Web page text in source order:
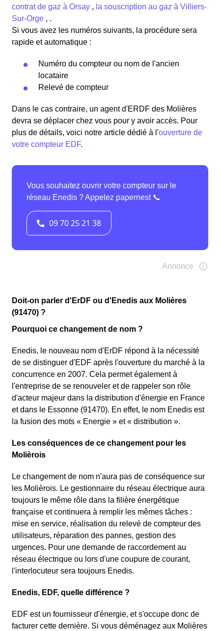
contrat de gaz à Orsay , la souscription au gaz à Villiers-
Sur-Orge , .
Si vous avez les numéros suivants, la procédure sera
rapide et automatique :
Numéro du compteur ou nom de l'ancien
locataire
Relevé de compteur
Dans le cas contraire, un agent d'ERDF des Molières
devra se déplacer chez vous pour y avoir accès. Pour
plus de détails, voici notre article dédié à l'ouverture de
votre compteur EDF.
Doit-on parler d'ErDF ou d'Enedis aux Molières
(91470) ?
Pourquoi ce changement de nom ?
Enedis, le nouveau nom d'ErDF répond à la nécessité
de se distinguer d'EDF après l'ouverture du marché à la
concurrence en 2007. Cela permet également à
l'entreprise de se renouveler et de rappeler son rôle
d'acteur majeur dans la distribution d'énergie en France
et dans le Essonne (91470). En effet, le nom Enedis est
la fusion des mots « Energie » et « distribution ».
Les conséquences de ce changement pour les
Molièrois
Le changement de nom n'aura pas de conséquence sur
les Molièrois. Le gestionnaire du réseau électrique aura
toujours le même rôle dans la filière énergétique
française et continuera à remplir les mêmes tâches :
mise en service, réalisation du relevé de compteur des
utilisateurs, réparation des pannes, gestion des
urgences. Pour une demande de raccordement au
réseau électrique ou lors d'une coupure de courant,
l'interlocuteur sera toujours Enedis.
Enedis, EDF, quelle différence ?
EDF est un fournisseur d'énergie, et s'occupe donc de
facturer cette dernière. Si vous déménagez aux Molières